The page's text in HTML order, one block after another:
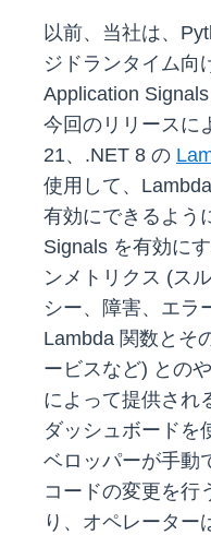
以前、当社は、
ジドランタイム向
Application
今回のリリースに
21、.NET 8 の
使用して、
有効にできるよう
Signals を有効に
ンメトリクス (ス
シー、障害、エラ
Lambda 関数とそ
ービスなど) との
によって提供され
ダッシュボードを
ベロッパーが手動
コードの変更を行
り、オペレーター